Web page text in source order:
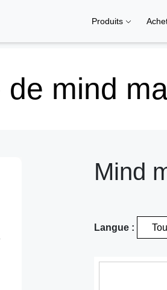
Produits
de mind
Mind
Langue :